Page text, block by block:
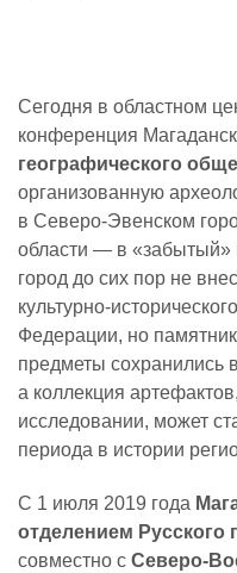
Сегодня в областном
конференция
географического
организованную
в Северо-Эвенском
области — в «забытый»
город до сих пор не
культурно-
Федерации, но
предметы сохранились
а коллекция
исследовании, может
периода в истории
С 1 июля 2019 года
отделением Русского